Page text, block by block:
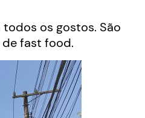
os gostos. São
de fast food.